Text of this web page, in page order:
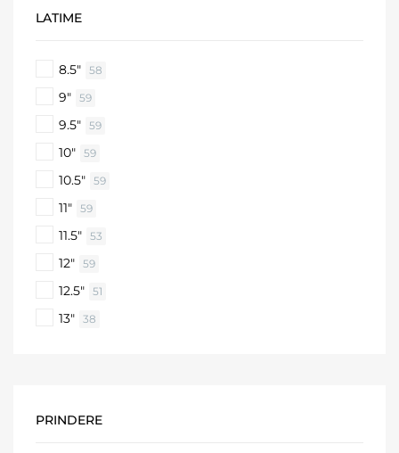
LATIME
8.5" 58
9" 59
9.5" 59
10" 59
10.5" 59
11" 59
11.5" 53
12" 59
12.5" 51
13" 38
PRINDERE